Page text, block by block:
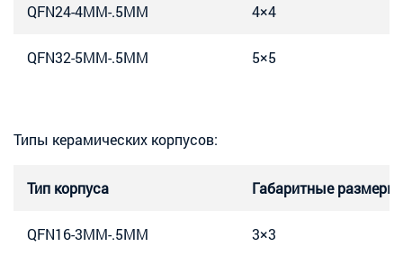
QFN24-4MM-.5MM 4×4
QFN32-5MM-.5MM 5×5
Типы керамических корпусов:
Тип корпуса Габаритные
QFN16-3MM-.5MM 3×3